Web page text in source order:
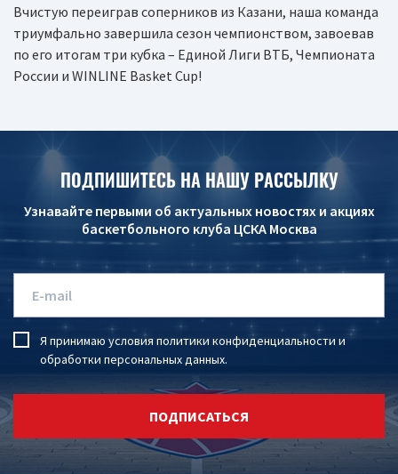
Вчистую переиграв соперников из Казани, наша команда
триумфально завершила сезон чемпионством, завоевав
по его итогам три кубка – Единой Лиги ВТБ, Чемпионата
России и WINLINE Basket Cup!
ПОДПИШИТЕСЬ НА НАШУ РАССЫЛКУ
Узнавайте первыми об актуальных новостях и акциях
баскетбольного клуба ЦСКА Москва
Я принимаю условия политики конфиденциальности и
обработки персональных данных.
ПОДПИСАТЬСЯ